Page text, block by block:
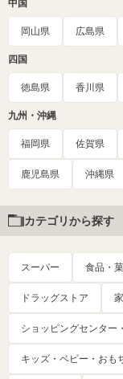
中国
岡山県 広島県
四国
徳島県 香川県
九州・沖縄
福岡県 佐賀県
鹿児島県 沖縄県
カテゴリから探す
スーパー 食品・
ドラッグストア
ショッピングセンター
キッズ・ベビー・おも